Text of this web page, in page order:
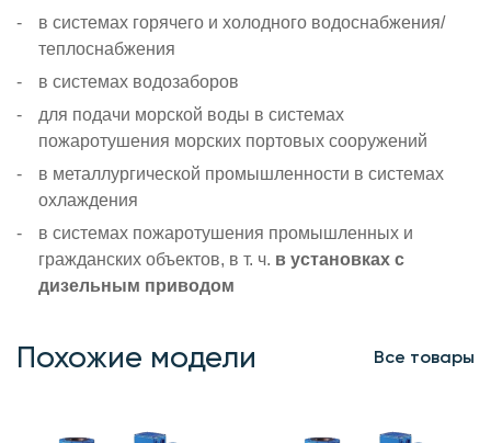
в системах горячего и холодного водоснабжения/
теплоснабжения
в системах водозаборов
для подачи морской воды в системах
пожаротушения морских портовых сооружений
в металлургической промышленности в системах
охлаждения
в системах пожаротушения промышленных и
гражданских объектов, в т. ч. в установках с
дизельным приводом
Похожие модели Все товары